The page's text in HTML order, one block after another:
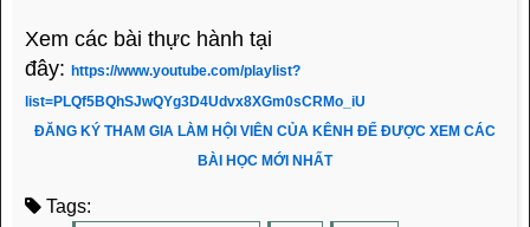
Xem các bài thực hành tại
đây: https://www.youtube.com/playlist?
list=PLQf5BQhSJwQYg3D4Udvx8XGm0sCRMo_iU
ĐĂNG KÝ THAM GIA LÀM HỘI VIÊN CỦA KÊNH ĐỂ ĐƯỢC XEM CÁC
BÀI HỌC MỚI NHẤT
Tags: